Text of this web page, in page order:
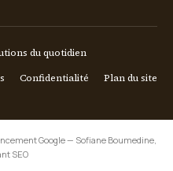
du quotidien
Confidentialité Plan du site
Google— Sofiane Boumedine,
SEO